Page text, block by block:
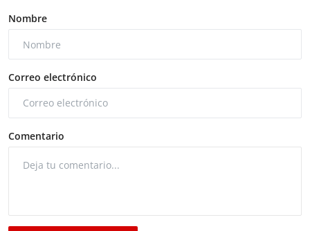
Nombre
Correo electrónico
Comentario